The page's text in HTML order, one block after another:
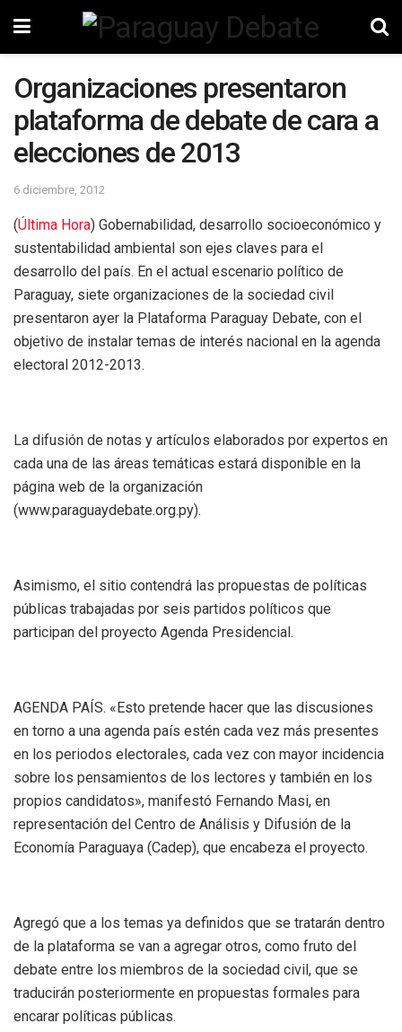
Organizaciones presentaron
plataforma de debate de cara a
elecciones de 2013
6 diciembre, 2012
(Última Hora) Gobernabilidad, desarrollo socioeconómico y
sustentabilidad ambiental son ejes claves para el
desarrollo del país. En el actual escenario político de
Paraguay, siete organizaciones de la sociedad civil
presentaron ayer la Plataforma Paraguay Debate, con el
objetivo de instalar temas de interés nacional en la agenda
electoral 2012-2013.
La difusión de notas y artículos elaborados por expertos en
cada una de las áreas temáticas estará disponible en la
página web de la organización
(www.paraguaydebate.org.py).
Asimismo, el sitio contendrá las propuestas de políticas
públicas trabajadas por seis partidos políticos que
participan del proyecto Agenda Presidencial.
AGENDA PAÍS. «Esto pretende hacer que las discusiones
en torno a una agenda país estén cada vez más presentes
en los periodos electorales, cada vez con mayor incidencia
sobre los pensamientos de los lectores y también en los
propios candidatos», manifestó Fernando Masi, en
representación del Centro de Análisis y Difusión de la
Economía Paraguaya (Cadep), que encabeza el proyecto.
Agregó que a los temas ya definidos que se tratarán dentro
de la plataforma se van a agregar otros, como fruto del
debate entre los miembros de la sociedad civil, que se
traducirán posteriormente en propuestas formales para
encarar políticas públicas.